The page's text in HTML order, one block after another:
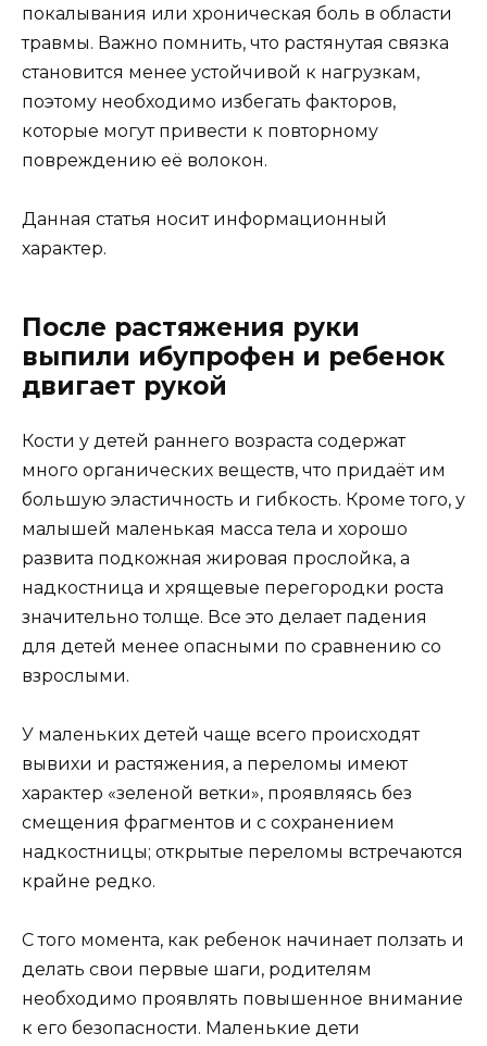
покалывания или хроническая боль в области
травмы. Важно помнить, что растянутая связка
становится менее устойчивой к нагрузкам,
поэтому необходимо избегать факторов,
которые могут привести к повторному
повреждению её волокон.
Данная статья носит информационный
характер.
После растяжения руки
выпили ибупрофен и ребенок
двигает рукой
Кости у детей раннего возраста содержат
много органических веществ, что придаёт им
большую эластичность и гибкость. Кроме того, у
малышей маленькая масса тела и хорошо
развита подкожная жировая прослойка, а
надкостница и хрящевые перегородки роста
значительно толще. Все это делает падения
для детей менее опасными по сравнению со
взрослыми.
У маленьких детей чаще всего происходят
вывихи и растяжения, а переломы имеют
характер «зеленой ветки», проявляясь без
смещения фрагментов и с сохранением
надкостницы; открытые переломы встречаются
крайне редко.
С того момента, как ребенок начинает ползать и
делать свои первые шаги, родителям
необходимо проявлять повышенное внимание
к его безопасности. Маленькие дети